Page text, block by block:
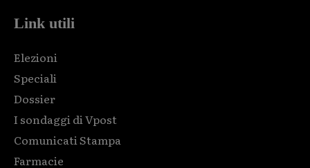
Link utili
Elezioni
Speciali
Dossier
I sondaggi di Vpost
Comunicati Stampa
Farmacie